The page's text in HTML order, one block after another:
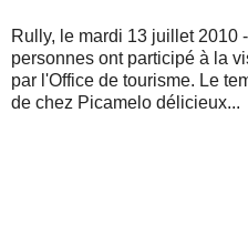
Rully, le mardi 13 juillet 2010
personnes ont participé à la
par l'Office de tourisme. Le
de chez Picamelo délicieux...